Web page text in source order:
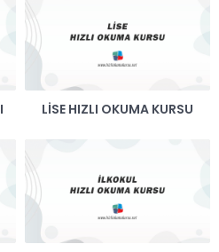
LİSE HIZLI OKUMA KURSU